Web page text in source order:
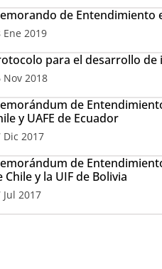
de Entendimiento
Ene 2019
para el desarrollo de
Nov 2018
de
y UAFE de Ecuador
Dic 2017
de
Chile y la UIF de Bolivia
Jul 2017